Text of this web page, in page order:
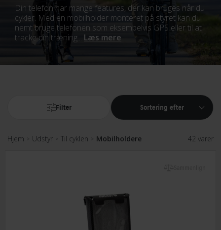
Din telefon har mange features, der kan bruges når du
cykler. Med en mobilholder monteret på styret kan du
nemt bruge telefonen som eksempelvis GPS eller til at
tracke din træning... Læs mere
Filter Sortering efter
Hjem > Udstyr > Til cyklen > Mobilholdere 42 varer